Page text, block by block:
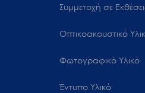
Συμμετοχή σε
Οπτικοακουστικό
Φωτογραφικό Υλικό
Έντυπο Υλικό